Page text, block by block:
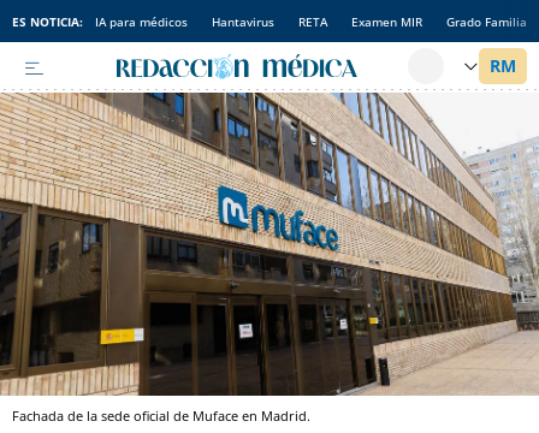
ES NOTICIA: IA para médicos Hantavirus RETA Examen MIR Grado Familia
Fachada de la sede oficial de Muface en Madrid.